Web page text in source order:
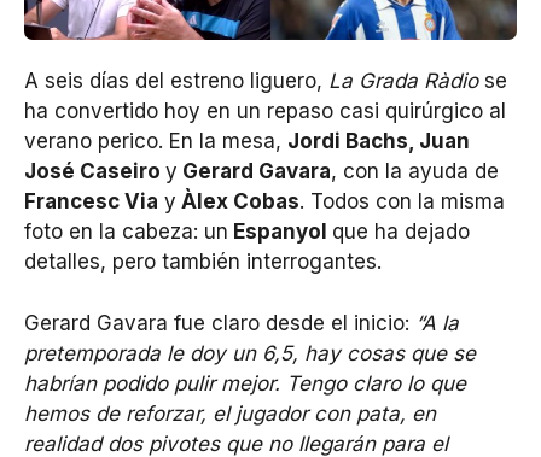
A seis días del estreno liguero, La Grada Ràdiose
ha convertido hoy en un repaso casi quirúrgico al
verano perico. En la mesa, Jordi Bachs, Juan
José Caseiro y Gerard Gavara, con la ayuda de
Francesc Via y Àlex Cobas. Todos con la misma
foto en la cabeza: un Espanyol que ha dejado
detalles, pero también interrogantes.
Gerard Gavara fue claro desde el inicio: “A la
pretemporada le doy un 6,5, hay cosas que se
habrían podido pulir mejor. Tengo claro lo que
hemos de reforzar, el jugador con pata, en
realidad dos pivotes que no llegarán para el